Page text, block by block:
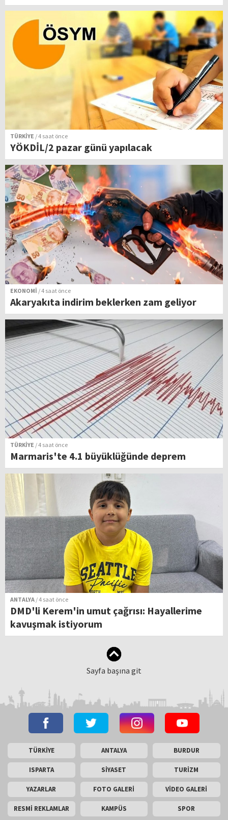
TÜRKİYE / 4 saat önce
YÖKDİL/2 pazar günü yapılacak
EKONOMİ / 4 saat önce
Akaryakıta indirim beklerken zam geliyor
TÜRKİYE / 4 saat önce
Marmaris'te 4.1 büyüklüğünde deprem
ANTALYA / 4 saat önce
DMD'li Kerem'in umut çağrısı: Hayallerime
kavuşmak istiyorum
Sayfa başına git
TÜRKİYE ANTALYA BURDUR
ISPARTA SİYASET TURİZM
YAZARLAR FOTO GALERİ VİDEO GALERİ
RESMİ REKLAMLAR KAMPÜS SPOR